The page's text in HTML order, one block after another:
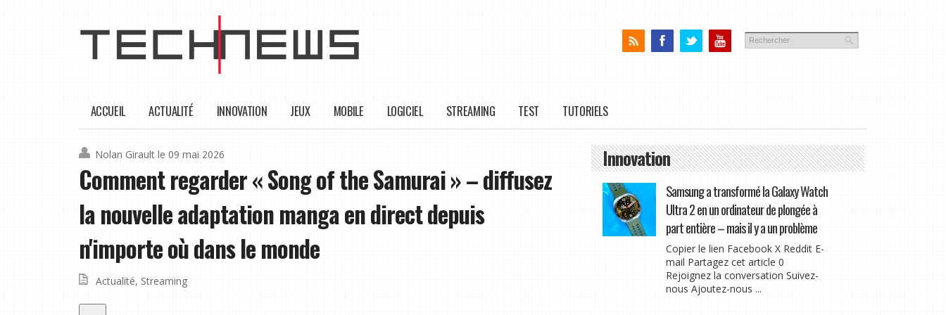
ACCUEIL ACTUALITÉ INNOVATION JEUX MOBILE LOGICIEL STREAMING TEST TUTORIELS
Nolan Girault le 09 mai 2026
Comment regarder « Song of the Samurai » – diffusez
la nouvelle adaptation manga en direct depuis
n'importe où dans le monde
Actualité, Streaming
Innovation
Samsung a transformé la Galaxy Watch
Ultra 2 en un ordinateur de plongée à
part entière – mais il y a un problème
Copier le lien Facebook X Reddit E-
mail Partagez cet article 0
Rejoignez la conversation Suivez-
nous Ajoutez-nous ...